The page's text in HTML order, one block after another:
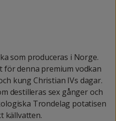
som produceras i Norge.
denna premium vodkan
kung Christian IVs dagar.
destilleras sex gånger och
Trondelag potatisen
källvatten.